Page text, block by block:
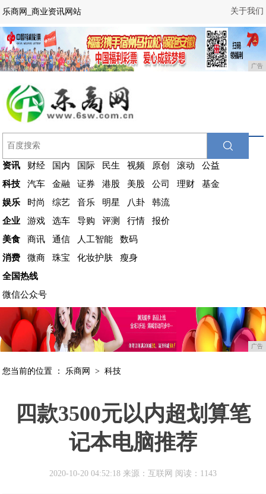
关于我们
乐商网_商业资讯网站
广告
资讯 财经 国内 国际 民生 视频 原创 滚动
公益
科技
汽车 金融 证券 港股 美股 公司 理财
基金
娱乐
时尚 综艺 音乐 明星 八卦
韩流
企业
游戏 选车 导购 评测 行情
报价
美食
商讯 通信 人工智能
数码
消费
微商 珠宝 化妆护肤
瘦身
全国热线
微信公众号
广告
您当前的位置 ： 乐商网 >科技
四款3500元以内超划算笔
记本电脑推荐
2020-10-20 04:52:18 来源：互联网 阅读：1143